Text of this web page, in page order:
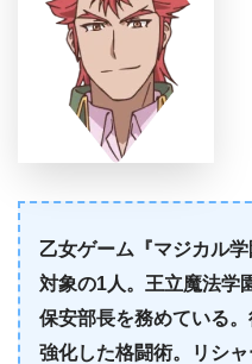
乙女ゲーム『マジカル
対象の1人。王立魔法学
保安部長を務めている
強化した格闘術。リシ